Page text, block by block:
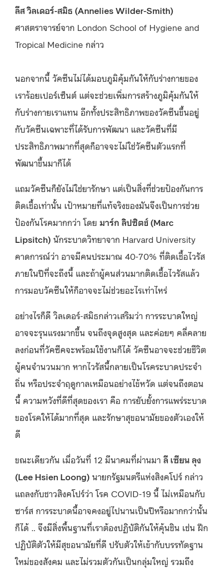
ลีส วิลเดอร์-สมิธ (Annelies Wilder-Smith)
ศาสตราจารย์จาก London School of Hygiene and
Tropical Medicine กล่าว
นอกจากนี้ วัคซีนไม่ได้มอบภูมิคุ้มกันให้กับร่างกายของ
เราร้อยเปอร์เซ็นต์ แต่จะช่วยเพิ่มการสร้างภูมิคุ้มกันให้
กับร่างกายเราแทน อีกทั้งประสิทธิภาพของวัคซีนขึ้นอยู่
กับวัคซีนเฉพาะที่ได้รับการพัฒนา และวัคซีนที่มี
ประสิทธิภาพมากที่สุดก็อาจจะไม่ใช่วัคซีนตัวแรกที่
พัฒนาขึ้นมาก็ได้
แถมวัคซีนก็ยังไม่ใช่ยารักษา แต่เป็นสิ่งที่ช่วยป้องกันการ
ติดเชื้อเท่านั้น เป้าหมายที่แท้จริงของมันจึงเป็นการช่วย
ป้องกันโรคมากกว่า โดย มาร์ก ลิปซิตช์ (Marc
Lipsitch) นักระบาดวิทยาจาก Harvard University
คาดการณ์ว่า อาจมีคนประมาณ 40-70% ที่ติดเชื้อไวรัส
ภายในปีที่จะถึงนี้ และถ้าผู้คนส่วนมากติดเชื้อไวรัสแล้ว
การมอบวัคซีนให้ก็อาจจะไม่ช่วยอะไรเท่าไหร่
อย่างไรก็ดี วิลเดอร์-สมิธกล่าวเสริมว่า การระบาดใหญ่
อาจจะรุนแรงมากขึ้น จนถึงจุดสูงสุด และค่อยๆ คลี่คลาย
ลงก่อนที่วัคซีคจะพร้อมใช้งานก็ได้ วัคซีนอาจจะช่วยชีวิต
ผู้คนจำนวนมาก หากไวรัสนี้กลายเป็นโรคระบาดประจำ
ถิ่น หรือประจำฤดูกาลเหมือนอย่างไข้หวัด แต่จนถึงตอน
นี้ ความหวังที่ดีที่สุดของเรา คือ การยับยั้งการแพร่ระบาด
ของโรคให้ได้มากที่สุด และรักษาสุขอนามัยของตัวเองให้
ดี
ขณะเดียวกัน เมื่อวันที่ 12 มีนาคมที่ผ่านมา ลี เซียน ลุง
(Lee Hsien Loong) นายกรัฐมนตรีแห่งสิงคโปร์ กล่าว
แถลงกับชาวสิงคโปร์ว่า โรค COVID-19 นี้ ไม่เหมือนกับ
ซาร์ส การระบาดนี้อาจคงอยู่ไปนานเป็นปีหรือมากกว่านั้น
ก็ได้ .. จึงมีสิ่งพื้นฐานที่เราต้องปฏิบัติกันให้คุ้นชิน เช่น ฝึก
ปฏิบัติตัวให้มีสุขอนามัยที่ดี ปรับตัวให้เข้ากับบรรทัดฐาน
ใหม่ของสังคม และไม่รวมตัวกันเป็นกลุ่มใหญ่ รวมถึง